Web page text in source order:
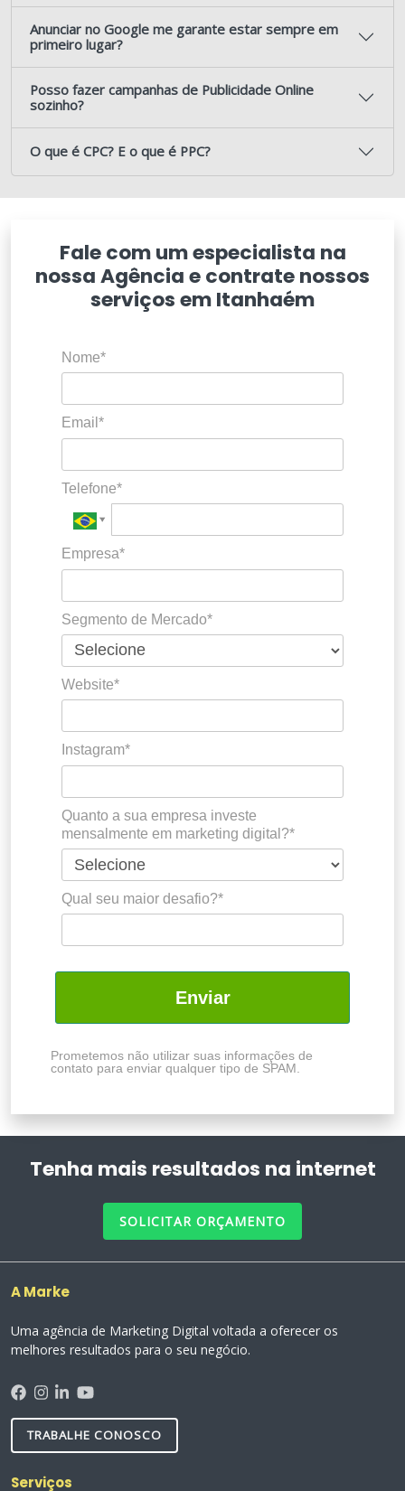
Anunciar no Google me garante estar sempre em
primeiro lugar?
Posso fazer campanhas de Publicidade Online
sozinho?
O que é CPC? E o que é PPC?
Fale com um especialista na
nossa Agência e contrate nossos
serviços em Itanhaém
Nome*
Email*
Telefone*
Empresa*
Segmento de Mercado*
Website*
Instagram*
Quanto a sua empresa investe
mensalmente em marketing digital?*
Qual seu maior desafio?*
Enviar
Prometemos não utilizar suas informações de
contato para enviar qualquer tipo de SPAM.
Tenha mais resultados na internet
SOLICITAR ORÇAMENTO
A Marke
Uma agência de Marketing Digital voltada a oferecer os
melhores resultados para o seu negócio.
TRABALHE CONOSCO
Serviços